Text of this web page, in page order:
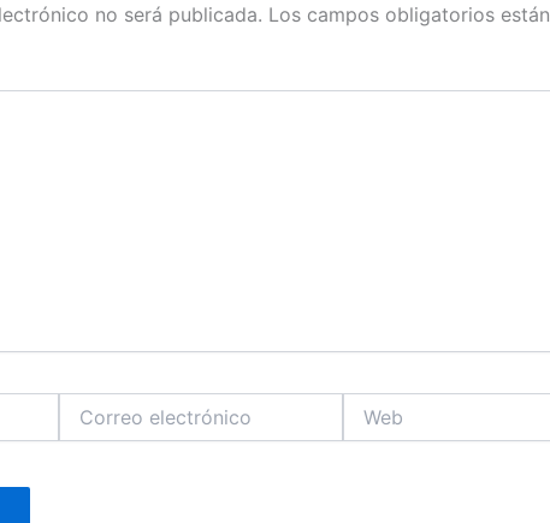
no será publicada. Los campos obligatorios están
electrónico